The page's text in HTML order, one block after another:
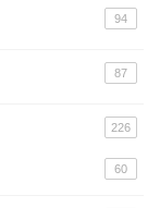
94
87
226
60